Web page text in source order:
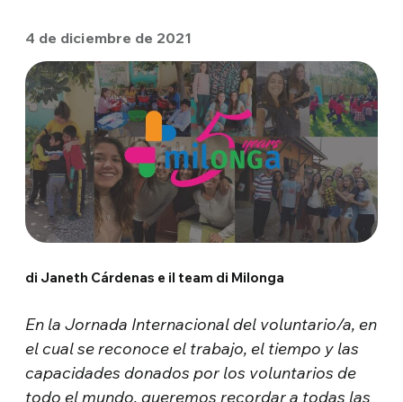
4 de diciembre de 2021
di Janeth Cárdenas e il team di Milonga
En la Jornada Internacional del voluntario/a, en
el cual se reconoce el trabajo, el tiempo y las
capacidades donados por los voluntarios de
todo el mundo, queremos recordar a todas las